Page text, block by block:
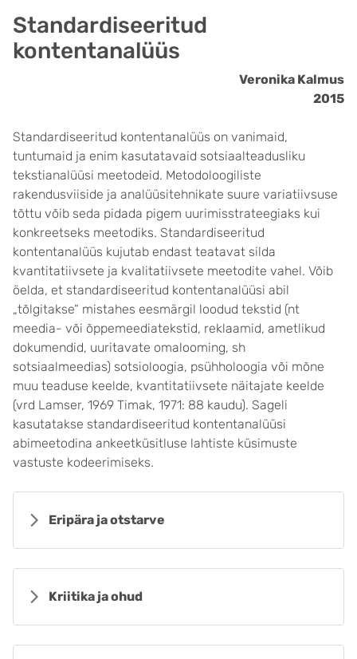
Standardiseeritud
kontentanalüüs
Veronika Kalmus
2015
Standardiseeritud kontentanalüüs on vanimaid,
tuntumaid ja enim kasutatavaid sotsiaalteadusliku
tekstianalüüsi meetodeid. Metodoloogiliste
rakendusviiside ja analüüsitehnikate suure variatiivsuse
tõttu võib seda pidada pigem uurimisstrateegiaks kui
konkreetseks meetodiks. Standardiseeritud
kontentanalüüs kujutab endast teatavat silda
kvantitatiivsete ja kvalitatiivsete meetodite vahel. Võib
öelda, et standardiseeritud kontentanalüüsi abil
„tõlgitakse“ mistahes eesmärgil loodud tekstid (nt
meedia- või õppemeediatekstid, reklaamid, ametlikud
dokumendid, uuritavate omalooming, sh
sotsiaalmeedias) sotsioloogia, psühholoogia või mõne
muu teaduse keelde, kvantitatiivsete näitajate keelde
(vrd Lamser, 1969 Timak, 1971: 88 kaudu). Sageli
kasutatakse standardiseeritud kontentanalüüsi
abimeetodina ankeetküsitluse lahtiste küsimuste
vastuste kodeerimiseks.
Eripära ja otstarve
Kriitika ja ohud